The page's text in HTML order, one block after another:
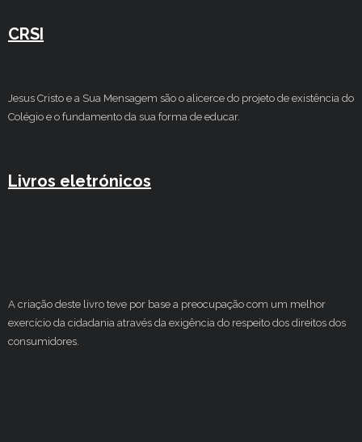
CRSI
Jesus Cristo e a Sua Mensagem são o alicerce do projeto de existência do
Colégio e o fundamento da sua forma de educar.
Livros eletrónicos
A criação deste livro teve por base a preocupação com um melhor
exercício da cidadania através da exigência do respeito dos direitos dos
consumidores.